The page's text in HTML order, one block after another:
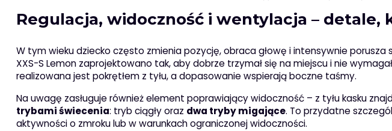
Regulacja, widoczność i wentylacja – detale,
W tym wieku dziecko często zmienia pozycję, obraca głowę i intensywnie
XXS-S Lemon zaprojektowano tak, aby dobrze trzymał się na miejscu i nie
realizowana jest pokrętłem z tyłu, a dopasowanie wspierają boczne taśmy.
Na uwagę zasługuje również element poprawiający widoczność – z tyłu kasku
trybami świecenia: tryb ciągły oraz dwa tryby migające. To przydatne
aktywności o zmroku lub w warunkach ograniczonej widoczności.